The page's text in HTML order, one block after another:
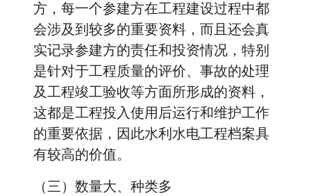
方，每一个参建方在工程建设过程中都
会涉及到较多的重要资料，而且还会真
实记录参建方的责任和投资情况，特别
是针对于工程质量的评价、事故的处理
及工程竣工验收等方面所形成的资料，
这都是工程投入使用后运行和维护工作
的重要依据，因此水利水电工程档案具
有较高的价值。
（三）数量大、种类多